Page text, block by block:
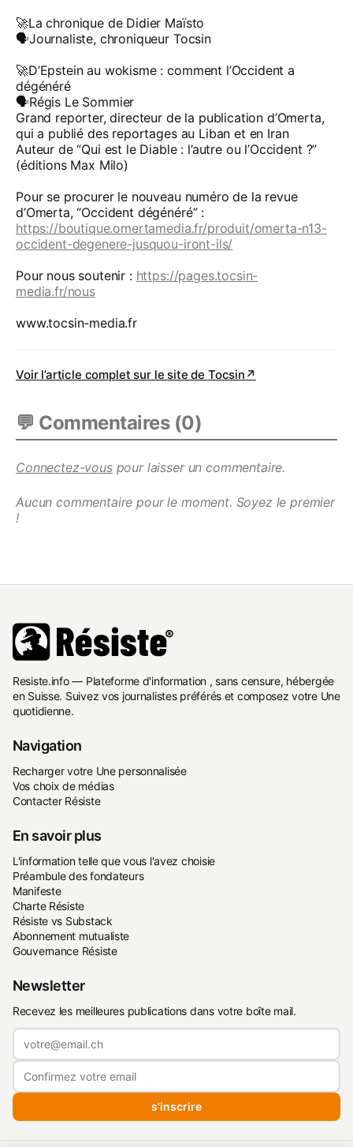
🚀La chronique de Didier Maïsto
🗣️Journaliste, chroniqueur Tocsin
🚀D’Epstein au wokisme : comment l’Occident a
dégénéré
🗣️Régis Le Sommier
Grand reporter, directeur de la publication d’Omerta,
qui a publié des reportages au Liban et en Iran
Auteur de “Qui est le Diable : l’autre ou l’Occident ?”
(éditions Max Milo)
Pour se procurer le nouveau numéro de la revue
d’Omerta, “Occident dégénéré” :
https://boutique.omertamedia.fr/produit/omerta-n13-
occident-degenere-jusquou-iront-ils/
Pour nous soutenir : https://pages.tocsin-
media.fr/nous
www.tocsin-media.fr
Voir l’article complet sur le site de Tocsin ↗
💬 Commentaires (0)
Connectez-vouspour laisser un commentaire.
Aucun commentaire pour le moment. Soyez le premier
!
Resiste.info — Plateforme d'information , sans censure, hébergée
en Suisse. Suivez vos journalistes préférés et composez votre Une
quotidienne.
Navigation
Recharger votre Une personnalisée
Vos choix de médias
Contacter Résiste
En savoir plus
L'information telle que vous l'avez choisie
Préambule des fondateurs
Manifeste
Charte Résiste
Résiste vs Substack
Abonnement mutualiste
Gouvernance Résiste
Newsletter
Recevez les meilleures publications dans votre boîte mail.
s'inscrire